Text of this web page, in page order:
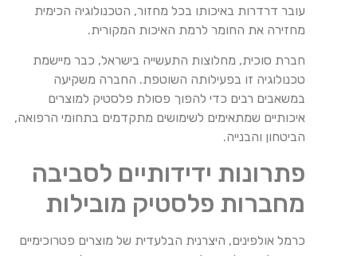
עובר דרדרות באיכותו בכל מחזור, הטכנולוגיה הכימית
מחזירה את החומר לרמת האיכות המקורית.
חברת סוכית, מחלוצות התעשייה בישראל, כבר מיישמת
טכנולוגיה זו בפעילותה השוטפת. החברה משקיעה
במשאבים רבים כדי להפוך פסולת פלסטיק למוצרים
איכותיים שמתאימים לשימושים מתקדמים בתחומי הרפואה,
הביטחון והבנייה.
פתרונות ידידותיים לסביבה
מחברות פלסטיק מובילות
כרמל אולפינים, היצרנית הבלעדית של מוצרים פטרוכימיים